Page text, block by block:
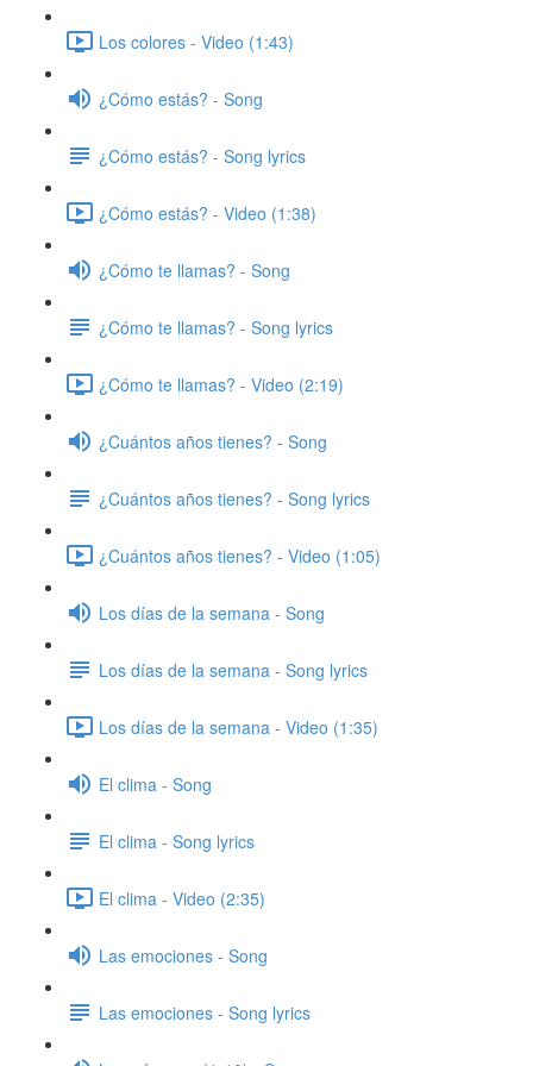
Los colores - Video (1:43)
¿Cómo estás? - Song
¿Cómo estás? - Song lyrics
¿Cómo estás? - Video (1:38)
¿Cómo te llamas? - Song
¿Cómo te llamas? - Song lyrics
¿Cómo te llamas? - Video (2:19)
¿Cuántos años tienes? - Song
¿Cuántos años tienes? - Song lyrics
¿Cuántos años tienes? - Video (1:05)
Los días de la semana - Song
Los días de la semana - Song lyrics
Los días de la semana - Video (1:35)
El clima - Song
El clima - Song lyrics
El clima - Video (2:35)
Las emociones - Song
Las emociones - Song lyrics